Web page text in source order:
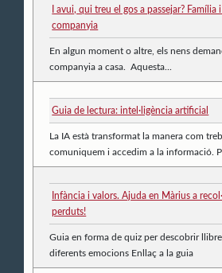
I avui, qui treu el gos a passejar? Família
companyia
En algun moment o altre, els nens
companyia a casa. Aquesta...
Guia de lectura: intel·ligència artificial
La IA està transformat la manera com
comuniquem i accedim a la informació.
Infància i valors. Ajuda en Màrius a
perduts!
Guia en forma de quiz per descobrir
diferents emocions Enllaç a la guia